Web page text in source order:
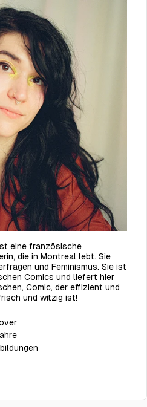
eine französische
die in Montreal lebt. Sie
und Feminismus. Sie ist
Comics und liefert hier
Comic, der effizient und
und witzig ist!